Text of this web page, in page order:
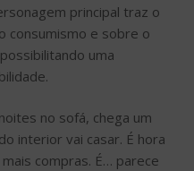
principal traz o
consumismo e sobre o
uma
no sofá, chega um
interior vai casar. É hora
compras. É… parece